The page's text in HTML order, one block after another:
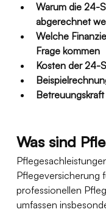
Warum die 24-
abgerechnet
Welche
Frage kommen
Kosten der 24-
Was sind
Pflegeversicherung
professionellen
umfassen